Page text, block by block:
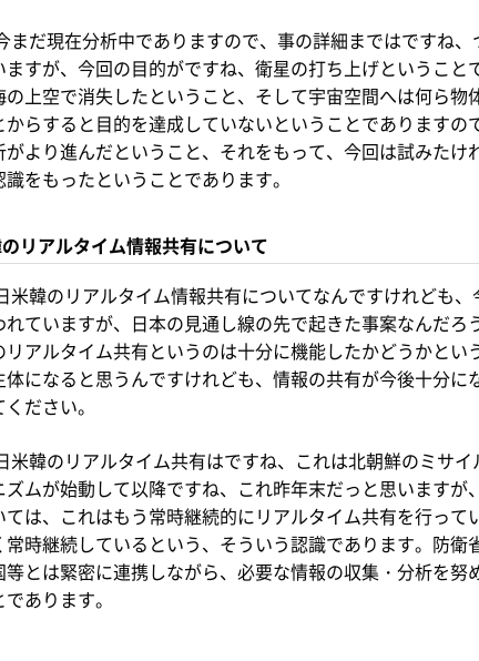
まだ現在分析中でありますので、事の詳細まではですね
ますが、今回の目的がですね、衛星の打ち上げというこ
の上空で消失したということ、そして宇宙空間へは何ら物
からすると目的を達成していないということでありますの
がより進んだということ、それをもって、今回は試みたけ
識をもったということであります。
リアルタイム情報共有について
米韓のリアルタイム情報共有についてなんですけれども
れていますが、日本の見通し線の先で起きた事案なんだ
リアルタイム共有というのは十分に機能したかどうかとい
体になると思うんですけれども、情報の共有が今後十分に
ださい。
米韓のリアルタイム共有はですね、これは北朝鮮のミサ
ズムが始動して以降ですね、これ昨年末だっと思います
ては、これはもう常時継続的にリアルタイム共有を行って
常時継続しているという、そういう認識であります。防衛
等とは緊密に連携しながら、必要な情報の収集・分析を努
あります。